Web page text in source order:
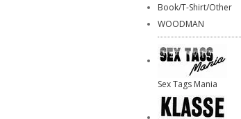
Book/T-Shirt/Other
WOODMAN
Sex Tags Mania